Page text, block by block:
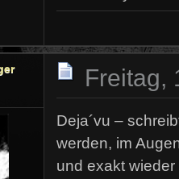
Freitag,
Deja´vu –
werden, im
und exakt